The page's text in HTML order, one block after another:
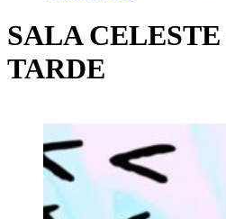
SALA
TARDE